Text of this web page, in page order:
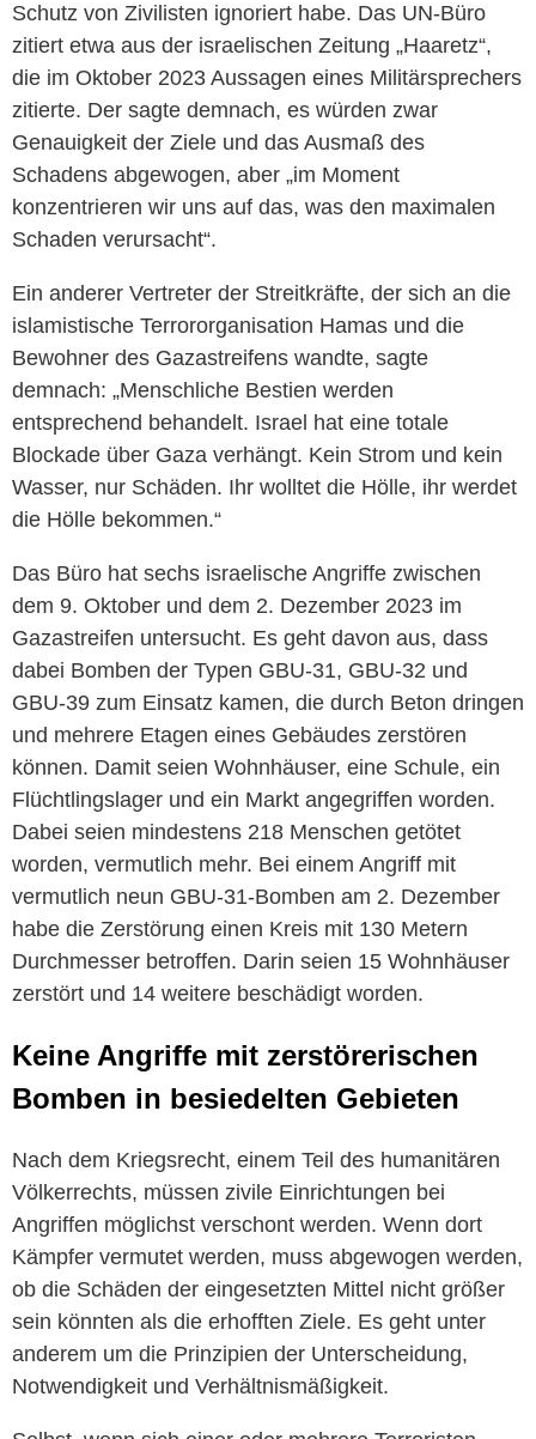
Schutz von Zivilisten ignoriert habe. Das UN-Büro
zitiert etwa aus der israelischen Zeitung „Haaretz“,
die im Oktober 2023 Aussagen eines Militärsprechers
zitierte. Der sagte demnach, es würden zwar
Genauigkeit der Ziele und das Ausmaß des
Schadens abgewogen, aber „im Moment
konzentrieren wir uns auf das, was den maximalen
Schaden verursacht“.
Ein anderer Vertreter der Streitkräfte, der sich an die
islamistische Terrororganisation Hamas und die
Bewohner des Gazastreifens wandte, sagte
demnach: „Menschliche Bestien werden
entsprechend behandelt. Israel hat eine totale
Blockade über Gaza verhängt. Kein Strom und kein
Wasser, nur Schäden. Ihr wolltet die Hölle, ihr werdet
die Hölle bekommen.“
Das Büro hat sechs israelische Angriffe zwischen
dem 9. Oktober und dem 2. Dezember 2023 im
Gazastreifen untersucht. Es geht davon aus, dass
dabei Bomben der Typen GBU-31, GBU-32 und
GBU-39 zum Einsatz kamen, die durch Beton dringen
und mehrere Etagen eines Gebäudes zerstören
können. Damit seien Wohnhäuser, eine Schule, ein
Flüchtlingslager und ein Markt angegriffen worden.
Dabei seien mindestens 218 Menschen getötet
worden, vermutlich mehr. Bei einem Angriff mit
vermutlich neun GBU-31-Bomben am 2. Dezember
habe die Zerstörung einen Kreis mit 130 Metern
Durchmesser betroffen. Darin seien 15 Wohnhäuser
zerstört und 14 weitere beschädigt worden.
Keine Angriffe mit zerstörerischen
Bomben in besiedelten Gebieten
Nach dem Kriegsrecht, einem Teil des humanitären
Völkerrechts, müssen zivile Einrichtungen bei
Angriffen möglichst verschont werden. Wenn dort
Kämpfer vermutet werden, muss abgewogen werden,
ob die Schäden der eingesetzten Mittel nicht größer
sein könnten als die erhofften Ziele. Es geht unter
anderem um die Prinzipien der Unterscheidung,
Notwendigkeit und Verhältnismäßigkeit.